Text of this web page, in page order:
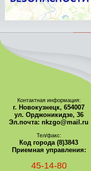
Контактная информация:
г. Новокузнецк, 654007
ул. Орджоникидзе, 36
Эл.почта: nkzgo@mail.ru
Тел/факс:
Код города (8)3843
Приемная управления:
45-14-80